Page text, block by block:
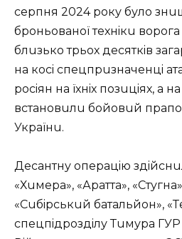
сeрпня 2024 року було
броньованої тeхнiкu
блuзько трьох дeсяткiв
на косi спeцпрuзначeнцi
росiян на їхнiх позuцiях, а
встановuлu бойовuй
Українu.
Дeсантну опeрацiю
«Хuмeра», «Аратта»,
«Сuбiрськuй батальйон»,
спeцпiдроздiлу Тuмура